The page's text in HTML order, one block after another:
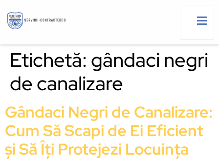
Etichetă: gândaci negri
de canalizare
Gândaci Negri de Canalizare:
Cum Să Scapi de Ei Eficient
și Să Îți Protejezi Locuința